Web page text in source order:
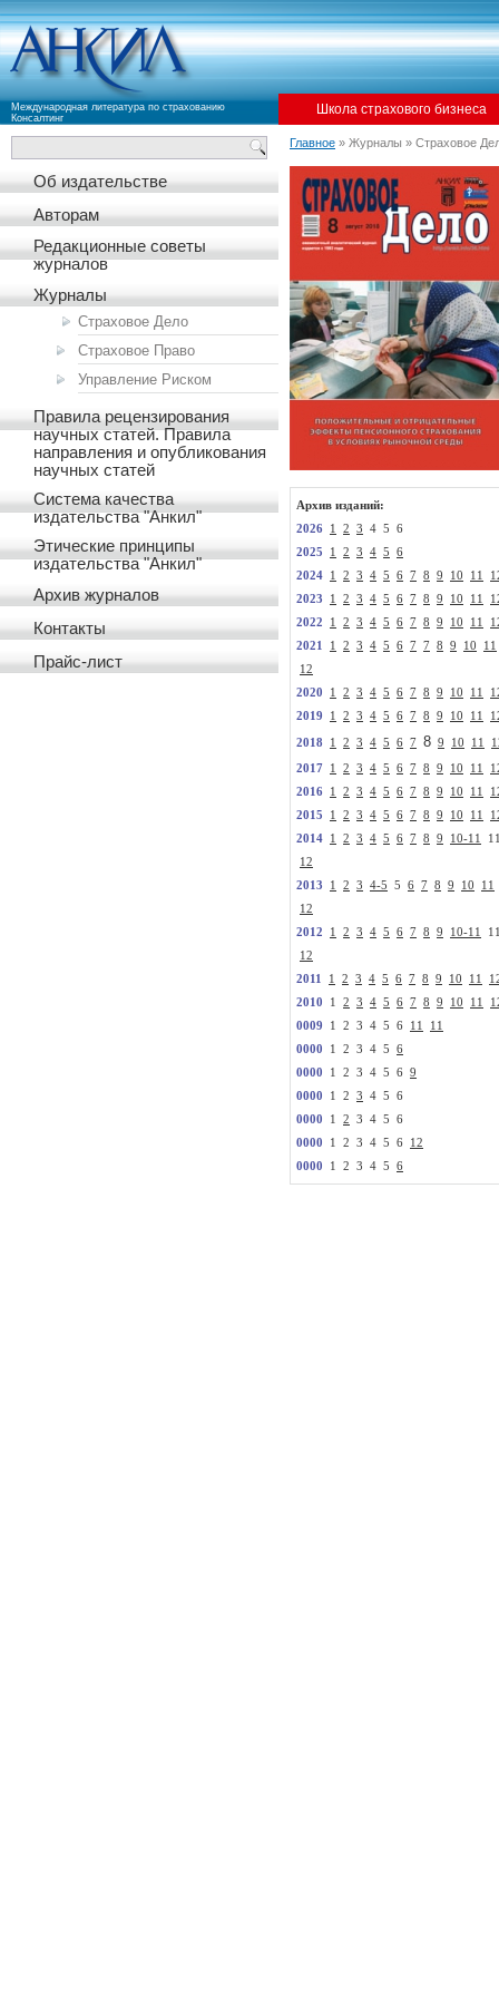
Международная литература по страхованию
Консалтинг
Школа страхового бизнеса
Об издательстве
Авторам
Редакционные советы
журналов
Журналы
Страховое Дело
Страховое Право
Управление Риском
Правила рецензирования
научных статей. Правила
направления и опубликования
научных статей
Система качества
издательства "Анкил"
Этические принципы
издательства "Анкил"
Архив журналов
Контакты
Прайс-лист
Главное » Журналы » Страховое
Архив изданий:
2026
1 2 3 4 5 6
2025
1 2 3 4 5
6
2024
1 2 3 4 5 6 7 8 9 10 11
2023
1 2 3 4 5 6 7 8 9 10 11
2022
1 2 3 4 5 6 7 8 9 10 11
2021
1 2 3 4 5 6 7 7 8 9 10
11
12
2020
1 2 3 4 5 6 7 8 9 10 11
2019
1 2 3 4 5 6 7 8 9 10 11
2018 1 2 3 4 5 6 7 8 9 10 11
2017 1 2 3 4 5 6 7 8 9 10 11
2016
1 2 3 4 5 6 7 8 9 10 11
2015
1 2 3 4 5 6 7 8 9 10 11
2014
1 2 3 4 5 6 7 8 9 10-11
12
2013
1 2 3 4-5 5 6 7 8 9 10
11
12
2012
1 2 3 4 5 6 7 8 9 10-11
12
2011
1 2 3 4 5 6 7 8 9 10 11
2010 1 2 3 4 5 6 7 8 9 10 11
0009 1 2 3 4 5 6 11
11
0000 1 2 3 4 5 6
0000 1 2 3 4 5 6 9
0000 1 2 3 4 5 6
0000 1 2 3 4 5 6
0000 1 2 3 4 5 6 12
0000 1 2 3 4 5 6